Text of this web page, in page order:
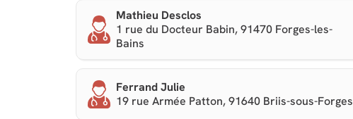
Mathieu Desclos
1 rue du Docteur Babin, 91470 Forges-les-
Bains
Ferrand Julie
19 rue Armée Patton, 91640 Briis-sous-Forges